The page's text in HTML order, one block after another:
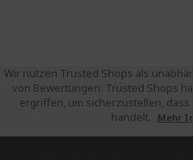
Wir nutzen Trusted Shops als
von Bewertungen. Trusted Shops
ergriffen, um sicherzustellen,
handelt.
Mehr